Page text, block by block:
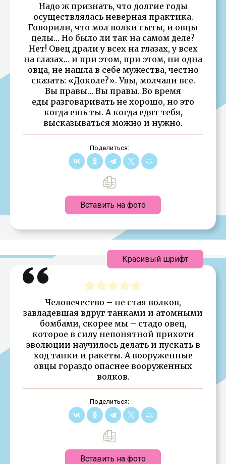
Надо ж признать, что долгие годы
осуществлялась неверная практика.
Говорили, что мол волки сыты, и овцы
целы… Но было ли так на самом деле?
Нет! Овец драли у всех на глазах, у всех
на глазах… и при этом, при этом, ни одна
овца, не нашла в себе мужества, честно
сказать: «Доколе?». Увы, молчали все.
Вы правы… Вы правы. Во время
еды разговаривать не хорошо, но это
когда ешь ты. А когда едят тебя,
высказываться можно и нужно.
Поделиться:
Вставить на фото
Человечество – не стая волков,
завладевшая вдруг танками и атомными
бомбами, скорее мы – стадо овец,
которое в силу непонятной прихоти
эволюции научилось делать и пускать в
ход танки и ракеты. А вооруженные
овцы гораздо опаснее вооруженных
волков.
Поделиться:
Вставить на фото
Красивый шрифт